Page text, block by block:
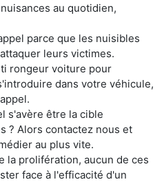
au quotidien,
parce que les nuisibles
leurs victimes.
rongeur voiture pour
dans votre véhicule,
s'avère être la cible
? Alors contactez nous et
au plus vite.
la prolifération, aucun de ces
face à l'efficacité d'un